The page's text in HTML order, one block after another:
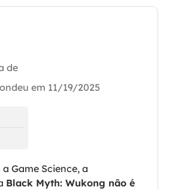
de
em 11/19/2025
a Game Science, a
Black Myth: Wukong não é